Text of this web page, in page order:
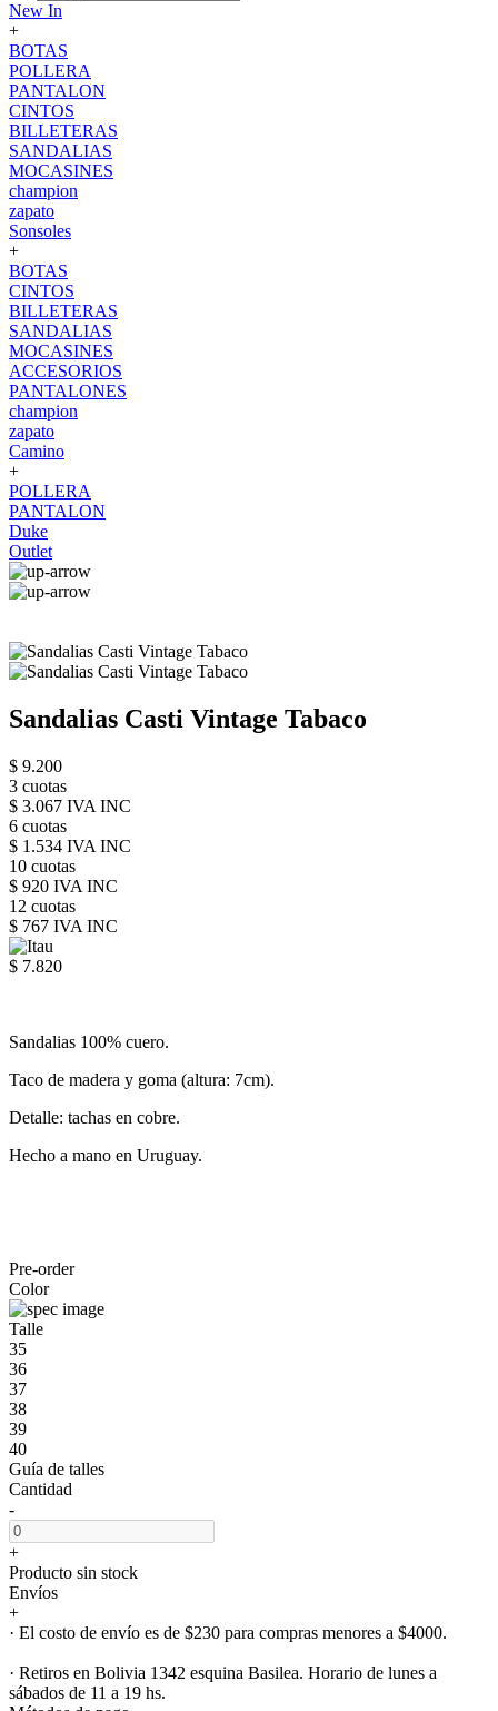
New In
+
BOTAS
POLLERA
PANTALON
CINTOS
BILLETERAS
SANDALIAS
MOCASINES
champion
zapato
Sonsoles
+
BOTAS
CINTOS
BILLETERAS
SANDALIAS
MOCASINES
ACCESORIOS
PANTALONES
champion
zapato
Camino
+
POLLERA
PANTALON
Duke
Outlet
Sandalias Casti Vintage Tabaco
$ 9.200
3 cuotas
$ 3.067 IVA INC
6 cuotas
$ 1.534 IVA INC
10 cuotas
$ 920 IVA INC
12 cuotas
$ 767 IVA INC
$ 7.820
Sandalias 100% cuero.
Taco de madera y goma (altura: 7cm).
Detalle: tachas en cobre.
Hecho a mano en Uruguay.
Pre-order
Color
Talle
35
36
37
38
39
40
Guía de talles
Cantidad
-
+
Producto sin stock
Envíos
+
· El costo de envío es de $230 para compras menores a $4000.
· Retiros en Bolivia 1342 esquina Basilea. Horario de lunes a
sábados de 11 a 19 hs.